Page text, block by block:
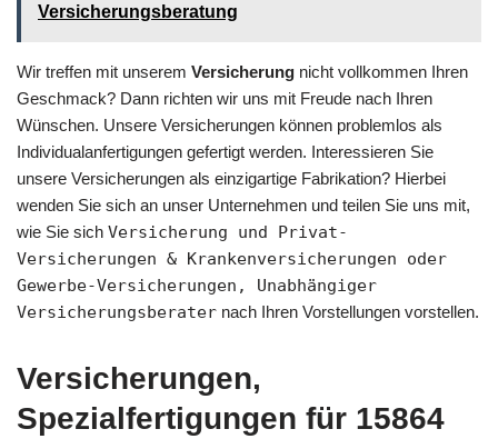
Versicherungsberatung
Wir treffen mit unserem Versicherung nicht vollkommen Ihren
Geschmack? Dann richten wir uns mit Freude nach Ihren
Wünschen. Unsere Versicherungen können problemlos als
Individualanfertigungen gefertigt werden. Interessieren Sie
unsere Versicherungen als einzigartige Fabrikation? Hierbei
wenden Sie sich an unser Unternehmen und teilen Sie uns mit,
wie Sie sich Versicherung und Privat-
Versicherungen & Krankenversicherungen oder
Gewerbe-Versicherungen, Unabhängiger
Versicherungsberater nach Ihren Vorstellungen vorstellen.
Versicherungen,
Spezialfertigungen für 15864